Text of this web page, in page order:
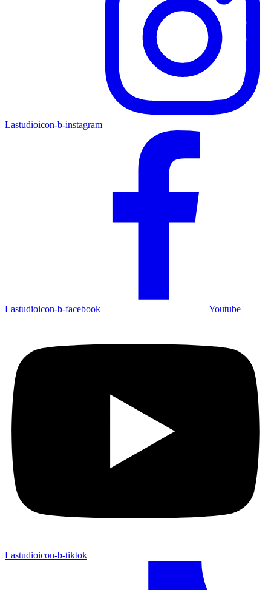
Lastudioicon-b-instagram
Lastudioicon-b-facebook Youtube
Lastudioicon-b-tiktok